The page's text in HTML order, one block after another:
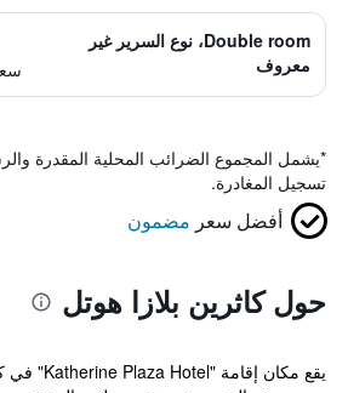
Double room، نوع السرير غير
معروف
*يشمل المجموع الضرائب المحلية المقدرة
تسجيل المغادرة.
أفضل سعر مضمون
حول كاثرين بلازا هوتل